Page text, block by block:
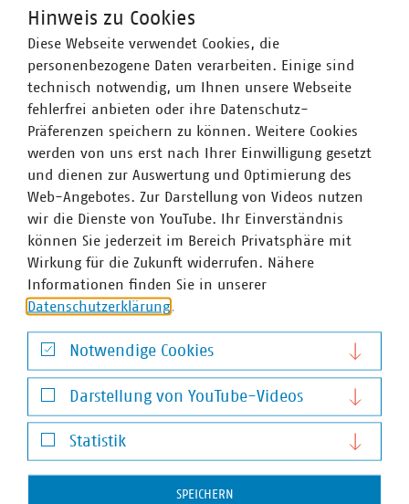
Das Dokumentim Anhang beschreibt die Methode
und Ergebnisse. Beispielhafte Maßnahmenvorschläge aus
den Diskussionen im Reallabor finden Sie
hier .
Die VKU Landesgruppe Bayern ist Teil des unter Horizon
2020 geförderten Projekts ARSINOE (Grant Agreement:
101037424). Das Projekt ist eines von 90 Projekten für
die Umsetzung des European Green Deal und wird mit
über 15 Millionen Euro von der Europäischen Union
gefördert. Im Rahmen des Projekts untersuchen 41
Projektpartner aus ganz Europa vier Jahre lang, wie die
Anpassung an den Klimawandel in verschiedenen
europäischen Regionen gelingen kann. Dabei liegt der
Fokus auf Systemlösungen und innovativen Ansätzen, die
aus den Modellregionen in andere Regionen übertragen
und dort nutzbar gemacht werden können. So trägt das
Projekt zur Umsetzung des European Green Deal bei und
steigert die Resilienz im Klimawandel.
Ansprechpartner
Hinweis zu Cookies
Diese Webseite verwendet Cookies, die
personenbezogene Daten verarbeiten. Einige sind
technisch notwendig, um Ihnen unsere Webseite
fehlerfrei anbieten oder ihre Datenschutz-
Präferenzen speichern zu können. Weitere Cookies
werden von uns erst nach Ihrer Einwilligung gesetzt
und dienen zur Auswertung und Optimierung des
Web-Angebotes. Zur Darstellung von Videos nutzen
wir die Dienste von YouTube. Ihr Einverständnis
können Sie jederzeit im Bereich Privatsphäre mit
Wirkung für die Zukunft widerrufen. Nähere
Informationen finden Sie in unserer
Datenschutzerklärung.
Notwendige Cookies
Notwendige Cookies
Darstellung von YouTube-Videos
Darstellung von YouTube-Videos
Statistik
Statistik
SPEICHERN